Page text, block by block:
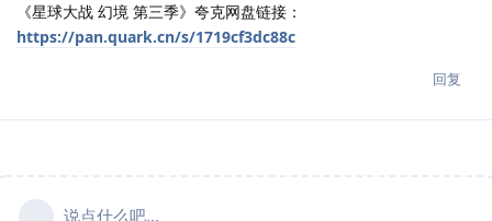
《星球大战 幻境 第三季》夸克网盘链接：
https://pan.quark.cn/s/1719cf3dc88c
回复
说点什么吧...